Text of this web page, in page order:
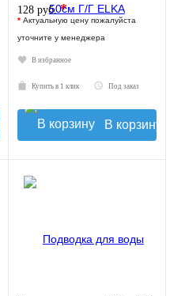
128 руб.*
* Актуальную цену пожалуйста
уточните у менеджера
В избранное
Купить в 1 клик Под заказ
В корзину